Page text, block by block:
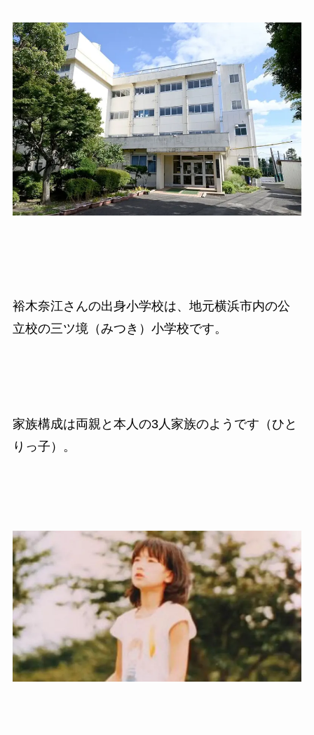
裕木奈江さんの出身小学校は、地元横浜市内の公
立校の三ツ境（みつき）小学校です。
家族構成は両親と本人の3人家族のようです（ひと
りっ子）。